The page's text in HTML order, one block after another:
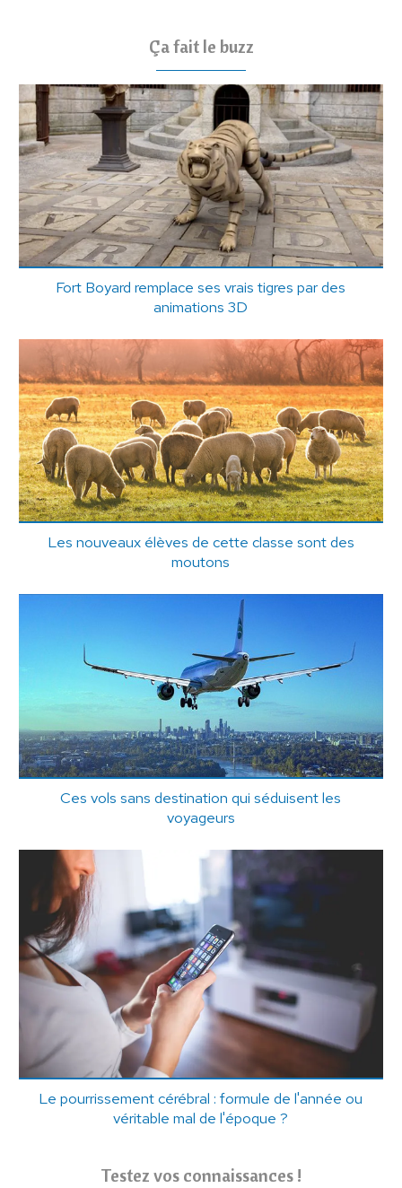
Ça fait le buzz
Fort Boyard remplace ses vrais tigres par des
animations 3D
Les nouveaux élèves de cette classe sont des
moutons
Ces vols sans destination qui séduisent les
voyageurs
Le pourrissement cérébral : formule de l'année ou
véritable mal de l'époque ?
Testez vos connaissances !